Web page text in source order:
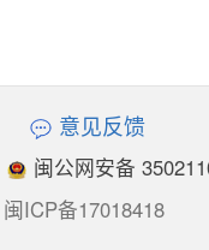
意见反馈
闽公网安备
闽ICP备17018418